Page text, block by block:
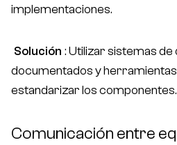
implementaciones.
Solución : Utilizar sistemas de
documentados y
estandarizar los componentes.
Comunicación entre